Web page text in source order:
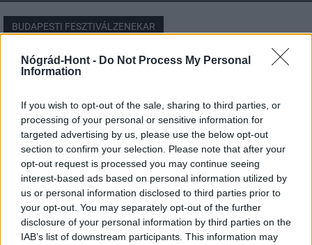
Nógrád-Hont - Do Not Process My Personal
Information
If you wish to opt-out of the sale, sharing to third parties, or
processing of your personal or sensitive information for
targeted advertising by us, please use the below opt-out
section to confirm your selection. Please note that after your
opt-out request is processed you may continue seeing
interest-based ads based on personal information utilized by
us or personal information disclosed to third parties prior to
your opt-out. You may separately opt-out of the further
disclosure of your personal information by third parties on the
IAB’s list of downstream participants. This information may
BUDAPESTI FESZTIVÁLZENEKAR
Név
E-mail cím
Feliratkozom a hírlevélre és elfogadom azadatvédelmi
szabályzatot!